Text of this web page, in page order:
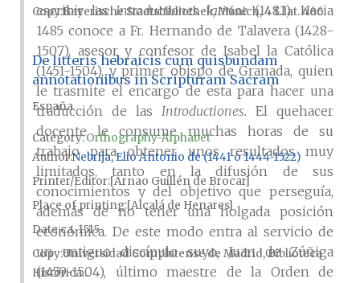
escribir lasIntroductiones latinae(1481). Hacia
1485 conoce a Fr. Hernando de Talavera (1428-
1507), asesor y confesor de Isabel la Católica
(1451-1504), y primer obispo de Granada, quien
le trasmite el encargo de esta para hacer una
traducción de lasIntroductiones. El quehacer
docente le consume muchas horas de su
trabajo para obtener unos resultados muy
limitados, tanto en la difusión de sus
conocimientos y del objetivo que perseguía,
además de no tener una holgada posición
económica. De este modo entra al servicio de
un antiguo discípulo suyo, Juan de Zúñiga
(1459-1504), último maestre de la Orden de
CopyBayerische Staatsbibliothek, Múnich, 4 L.lat. 466
De litteris hebraicis cum quisbundam
annotationibus in Scripturam Sacram
España
Category:Orthography-Alphabet
AuthorNebrija, Elio Antonio de (1441 o 1444-1522)
Printer/Editor [Arnao Guillén de Brocar]
Place of printing[Alcalá de Henares]
Date ca. 1515
CopyUniversidad Complutense de Madrid, Biblioteca
Histórica...